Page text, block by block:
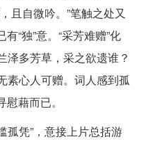
且自微吟。”笔触之处又
有“独”意。“采芳难赠”化
泽多芳草，采之欲遗谁？
素心人可赠。词人感到孤
慰藉而已。
孤凭”，意接上片总括游